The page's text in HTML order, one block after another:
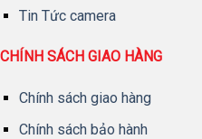
Tin Tức camera
CHÍNH SÁCH GIAO HÀNG
Chính sách giao hàng
Chính sách bảo hành